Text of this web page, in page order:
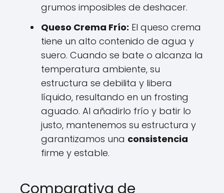
grumos imposibles de deshacer.
Queso Crema Frío: El queso crema
tiene un alto contenido de agua y
suero. Cuando se bate o alcanza la
temperatura ambiente, su
estructura se debilita y libera
líquido, resultando en un frosting
aguado. Al añadirlo frío y batir lo
justo, mantenemos su estructura y
garantizamos una consistencia
firme y estable.
Comparativa de